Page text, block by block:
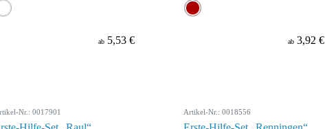
ab 5,53 € ab 3,92 €
Nr.: 0017901 Artikel-Nr.: 0018556